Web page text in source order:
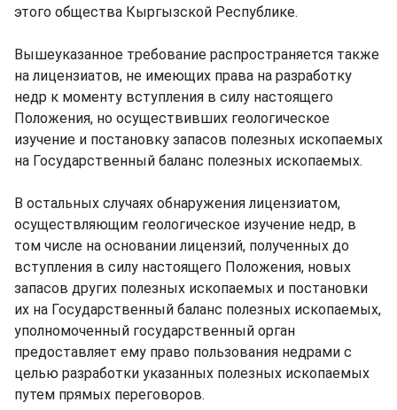
этого общества Кыргызской Республике.
Вышеуказанное требование распространяется также
на лицензиатов, не имеющих права на разработку
недр к моменту вступления в силу настоящего
Положения, но осуществивших геологическое
изучение и постановку запасов полезных ископаемых
на Государственный баланс полезных ископаемых.
В остальных случаях обнаружения лицензиатом,
осуществляющим геологическое изучение недр, в
том числе на основании лицензий, полученных до
вступления в силу настоящего Положения, новых
запасов других полезных ископаемых и постановки
их на Государственный баланс полезных ископаемых,
уполномоченный государственный орган
предоставляет ему право пользования недрами с
целью разработки указанных полезных ископаемых
путем прямых переговоров.